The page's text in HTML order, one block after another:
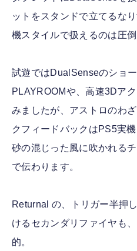
ットをスタンドで立てるな
機スタイルで扱えるのは圧倒
試遊ではDualSenseのショ
PLAYROOMや、高速3Dア
みましたが、アストロのわ
クフィードバックはPS5実
砂の混じった風に吹かれる
で伝わります。
Returnal の、トリガー半押
けるセカンダリファイヤも
的。